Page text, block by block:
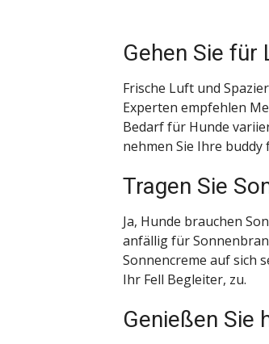
Gehen Sie für
Frische Luft und
Experten empfehlen
Bedarf für Hunde
nehmen Sie Ihre
Tragen Sie
Ja, Hunde brauchen
anfällig für
Sonnencreme auf sich
Ihr Fell Begleiter, zu.
Genießen Sie